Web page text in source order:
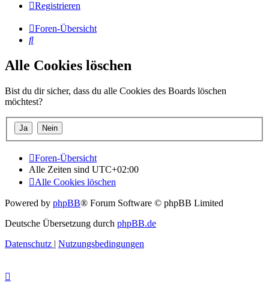
Registrieren
Foren-Übersicht
Suche
Alle Cookies löschen
Bist du dir sicher, dass du alle Cookies des Boards löschen
möchtest?
Foren-Übersicht
Alle Zeiten sind UTC+02:00
Alle Cookies löschen
Powered by phpBB® Forum Software © phpBB Limited
Deutsche Übersetzung durch phpBB.de
Datenschutz | Nutzungsbedingungen